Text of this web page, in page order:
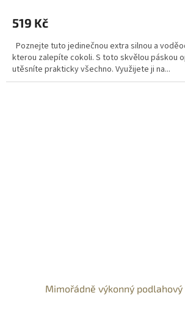
519 Kč
Poznejte tuto jedinečnou extra silnou a
kterou zalepíte cokoli. S toto skvělou páskou
utěsníte prakticky všechno. Využijete ji na...
Mimořádně výkonný